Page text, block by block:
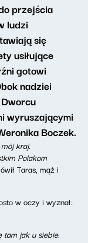
przejścia
ludzi
się
usiłujące
gotowi
nadziei
wyruszającymi
Boczek.
kraj.
Polakom
Taras, mąż i
w oczy i wyznał:
tam jak u siebie.